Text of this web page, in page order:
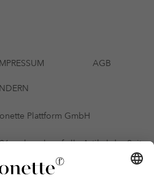
AGB
Plattform GmbH
mehrmals auf alle Artikel der Seite
Es gelten die in den AGB
Bedingungen.